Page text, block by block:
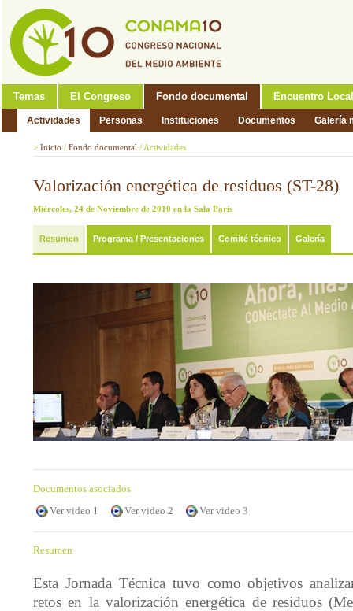
Temas El Congreso Fondo documental Encuentro Local
Actividades Personas Instituciones Documentos Galería
> Inicio / Fondo documental / Actividades
Valorización energética de residuos (ST-28)
Miércoles, 24 de Noviembre de 2010 en la Sala París
Resumen Programa / Presentaciones Comité técnico Galería
Documentos asociados
Ver video 1
Ver video 2 Ver video 3
Resumen
Esta Jornada Técnica tuvo como objetivos
retos en la valorización energética de residuos